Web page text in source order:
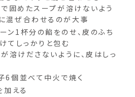
固めたスープが溶けないよう
混ぜ合わせるのが大事
ン1杯分の餡をのせ、皮のふち
てしっかりと包む
溶けださないように、皮はしっ
6個並べて中火で焼く
える